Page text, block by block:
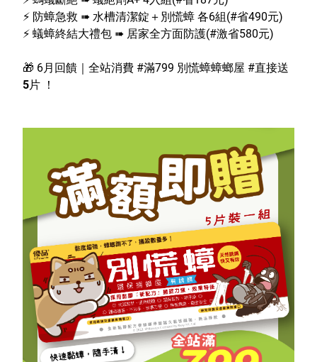
⚡️ 防蟑急救 ➠ 水槽清潔錠＋別慌蟑 各6組(#省490元)
⚡️ 蟻蟑終結大禮包 ➠ 居家全方面防護(#激省580元)
🎁 6月回饋｜全站消費 #滿799 別慌蟑蟑螂屋 #直接送
5片 ！